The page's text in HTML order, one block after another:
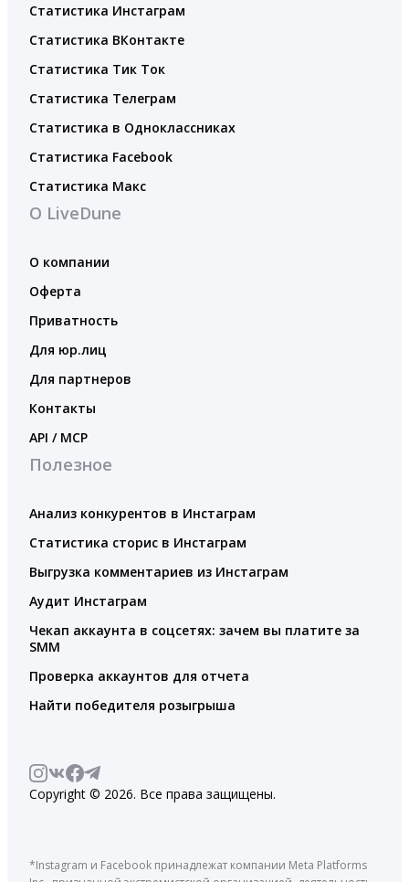
Статистика Инстаграм
Статистика ВКонтакте
Статистика Тик Ток
Статистика Телеграм
Статистика в Одноклассниках
Статистика Facebook
Статистика Макс
О LiveDune
О компании
Оферта
Приватность
Для юр.лиц
Для партнеров
Контакты
API / MCP
Полезное
Анализ конкурентов в Инстаграм
Статистика сторис в Инстаграм
Выгрузка комментариев из Инстаграм
Аудит Инстаграм
Чекап аккаунта в соцсетях: зачем вы платите за
SMM
Проверка аккаунтов для отчета
Найти победителя розыгрыша
Copyright © 2026. Все права защищены.
*Instagram и Facebook принадлежат компании Meta Platforms